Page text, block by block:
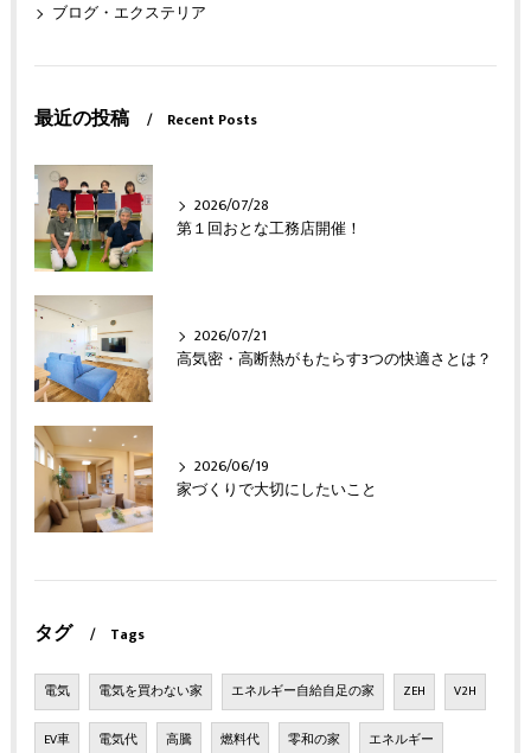
ブログ・エクステリア
最近の投稿 Recent Posts
2026/07/28
第１回おとな工務店開催！
2026/07/21
高気密・高断熱がもたらす3つの快適さとは？
2026/06/19
家づくりで大切にしたいこと
タグ Tags
電気 電気を買わない家 エネルギー自給自足の家 ZEH V2H
EV車 電気代 高騰 燃料代 零和の家 エネルギー